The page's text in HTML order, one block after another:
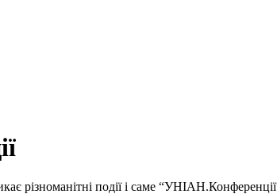
різноманітні події і саме